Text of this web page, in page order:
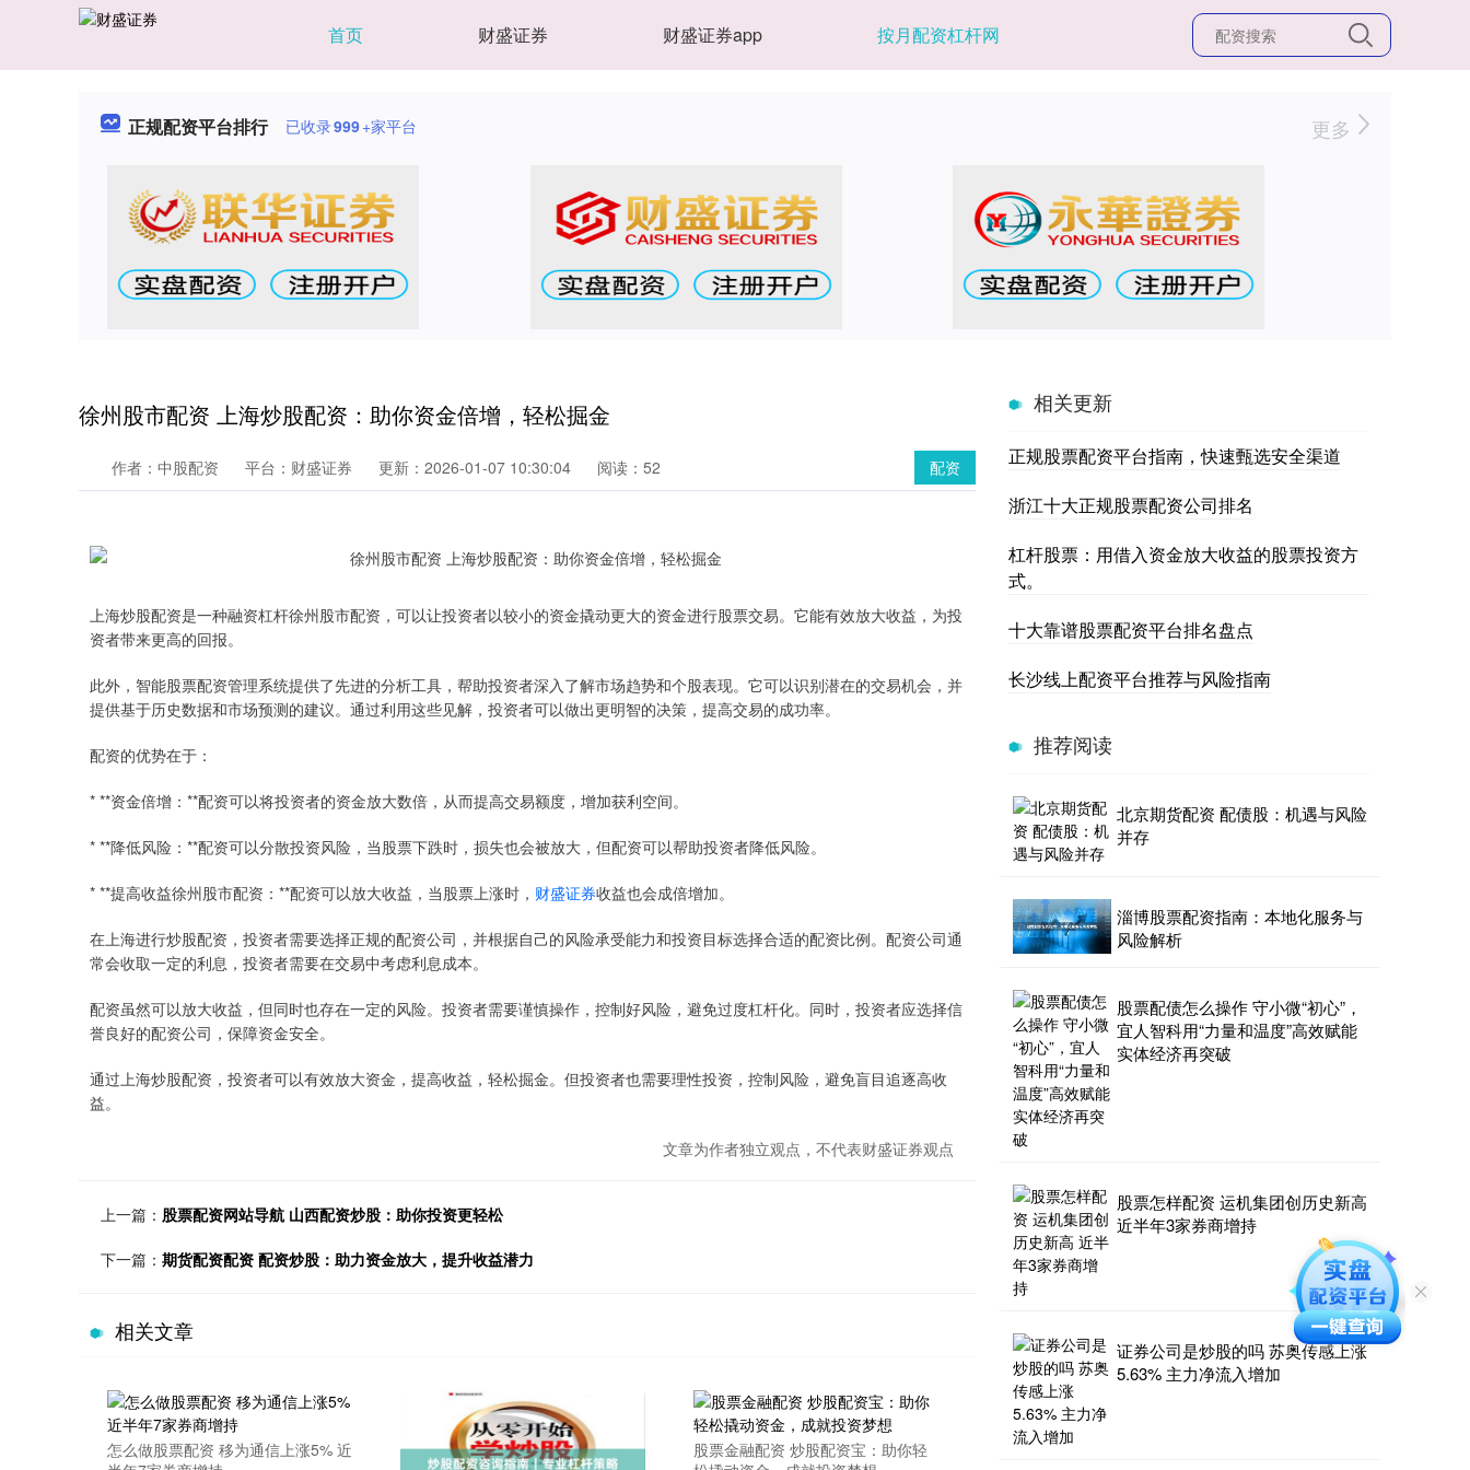
首页 财盛证券 财盛证券app 按月配资杠杆网
正规配资平台排行 已收录999+家平台 更多
徐州股市配资 上海炒股配资：助你资金倍增，轻松掘金
配资
作者：中股配资 平台：财盛证券 更新：2026-01-07 10:30:04 阅读：52
上海炒股配资是一种融资杠杆徐州股市配资，可以让投资者以较小的资金撬动更大的资金进行股票交易。它能有效放大收益，为投
资者带来更高的回报。
此外，智能股票配资管理系统提供了先进的分析工具，帮助投资者深入了解市场趋势和个股表现。它可以识别潜在的交易机会，并
提供基于历史数据和市场预测的建议。通过利用这些见解，投资者可以做出更明智的决策，提高交易的成功率。
配资的优势在于：
* **资金倍增：**配资可以将投资者的资金放大数倍，从而提高交易额度，增加获利空间。
* **降低风险：**配资可以分散投资风险，当股票下跌时，损失也会被放大，但配资可以帮助投资者降低风险。
* **提高收益徐州股市配资：**配资可以放大收益，当股票上涨时， 财盛证券收益也会成倍增加。
在上海进行炒股配资，投资者需要选择正规的配资公司，并根据自己的风险承受能力和投资目标选择合适的配资比例。配资公司通
常会收取一定的利息，投资者需要在交易中考虑利息成本。
配资虽然可以放大收益，但同时也存在一定的风险。投资者需要谨慎操作，控制好风险，避免过度杠杆化。同时，投资者应选择信
誉良好的配资公司，保障资金安全。
通过上海炒股配资，投资者可以有效放大资金，提高收益，轻松掘金。但投资者也需要理性投资，控制风险，避免盲目追逐高收
益。
文章为作者独立观点，不代表财盛证券观点
上一篇： 股票配资网站导航 山西配资炒股：助你投资更轻松
下一篇： 期货配资配资 配资炒股：助力资金放大，提升收益潜力
相关文章
怎么做股票配资 移为通信上涨5% 近
股票金融配资 炒股配资宝：助你轻
相关更新
正规股票配资平台指南，快速甄选安全渠道
浙江十大正规股票配资公司排名
杠杆股票：用借入资金放大收益的股票投资方
式。
十大靠谱股票配资平台排名盘点
长沙线上配资平台推荐与风险指南
推荐阅读
北京期货配资 配债股：机遇与风险
并存
淄博股票配资指南：本地化服务与
风险解析
股票配债怎么操作 守小微“初心”，
宜人智科用“力量和温度”高效赋能
实体经济再突破
股票怎样配资 运机集团创历史新高
近半年3家券商增持
证券公司是炒股的吗 苏奥传感上涨
5.63% 主力净流入增加